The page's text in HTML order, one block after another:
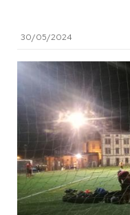
30/05/2024